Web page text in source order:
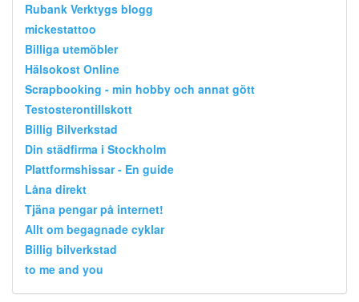
Rubank Verktygs blogg
mickestattoo
Billiga utemöbler
Hälsokost Online
Scrapbooking - min hobby och annat gött
Testosterontillskott
Billig Bilverkstad
Din städfirma i Stockholm
Plattformshissar - En guide
Låna direkt
Tjäna pengar på internet!
Allt om begagnade cyklar
Billig bilverkstad
to me and you